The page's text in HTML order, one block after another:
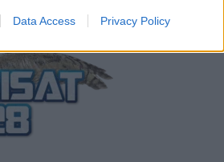
Data Access Privacy Policy